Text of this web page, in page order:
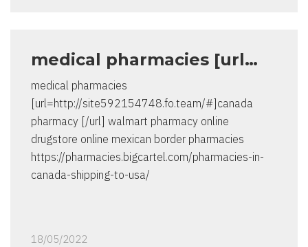
medical pharmacies [url…
medical pharmacies
[url=http://site592154748.fo.team/#]canada
pharmacy [/url] walmart pharmacy online
drugstore online mexican border pharmacies
https://pharmacies.bigcartel.com/pharmacies-in-
canada-shipping-to-usa/
18/05/2022